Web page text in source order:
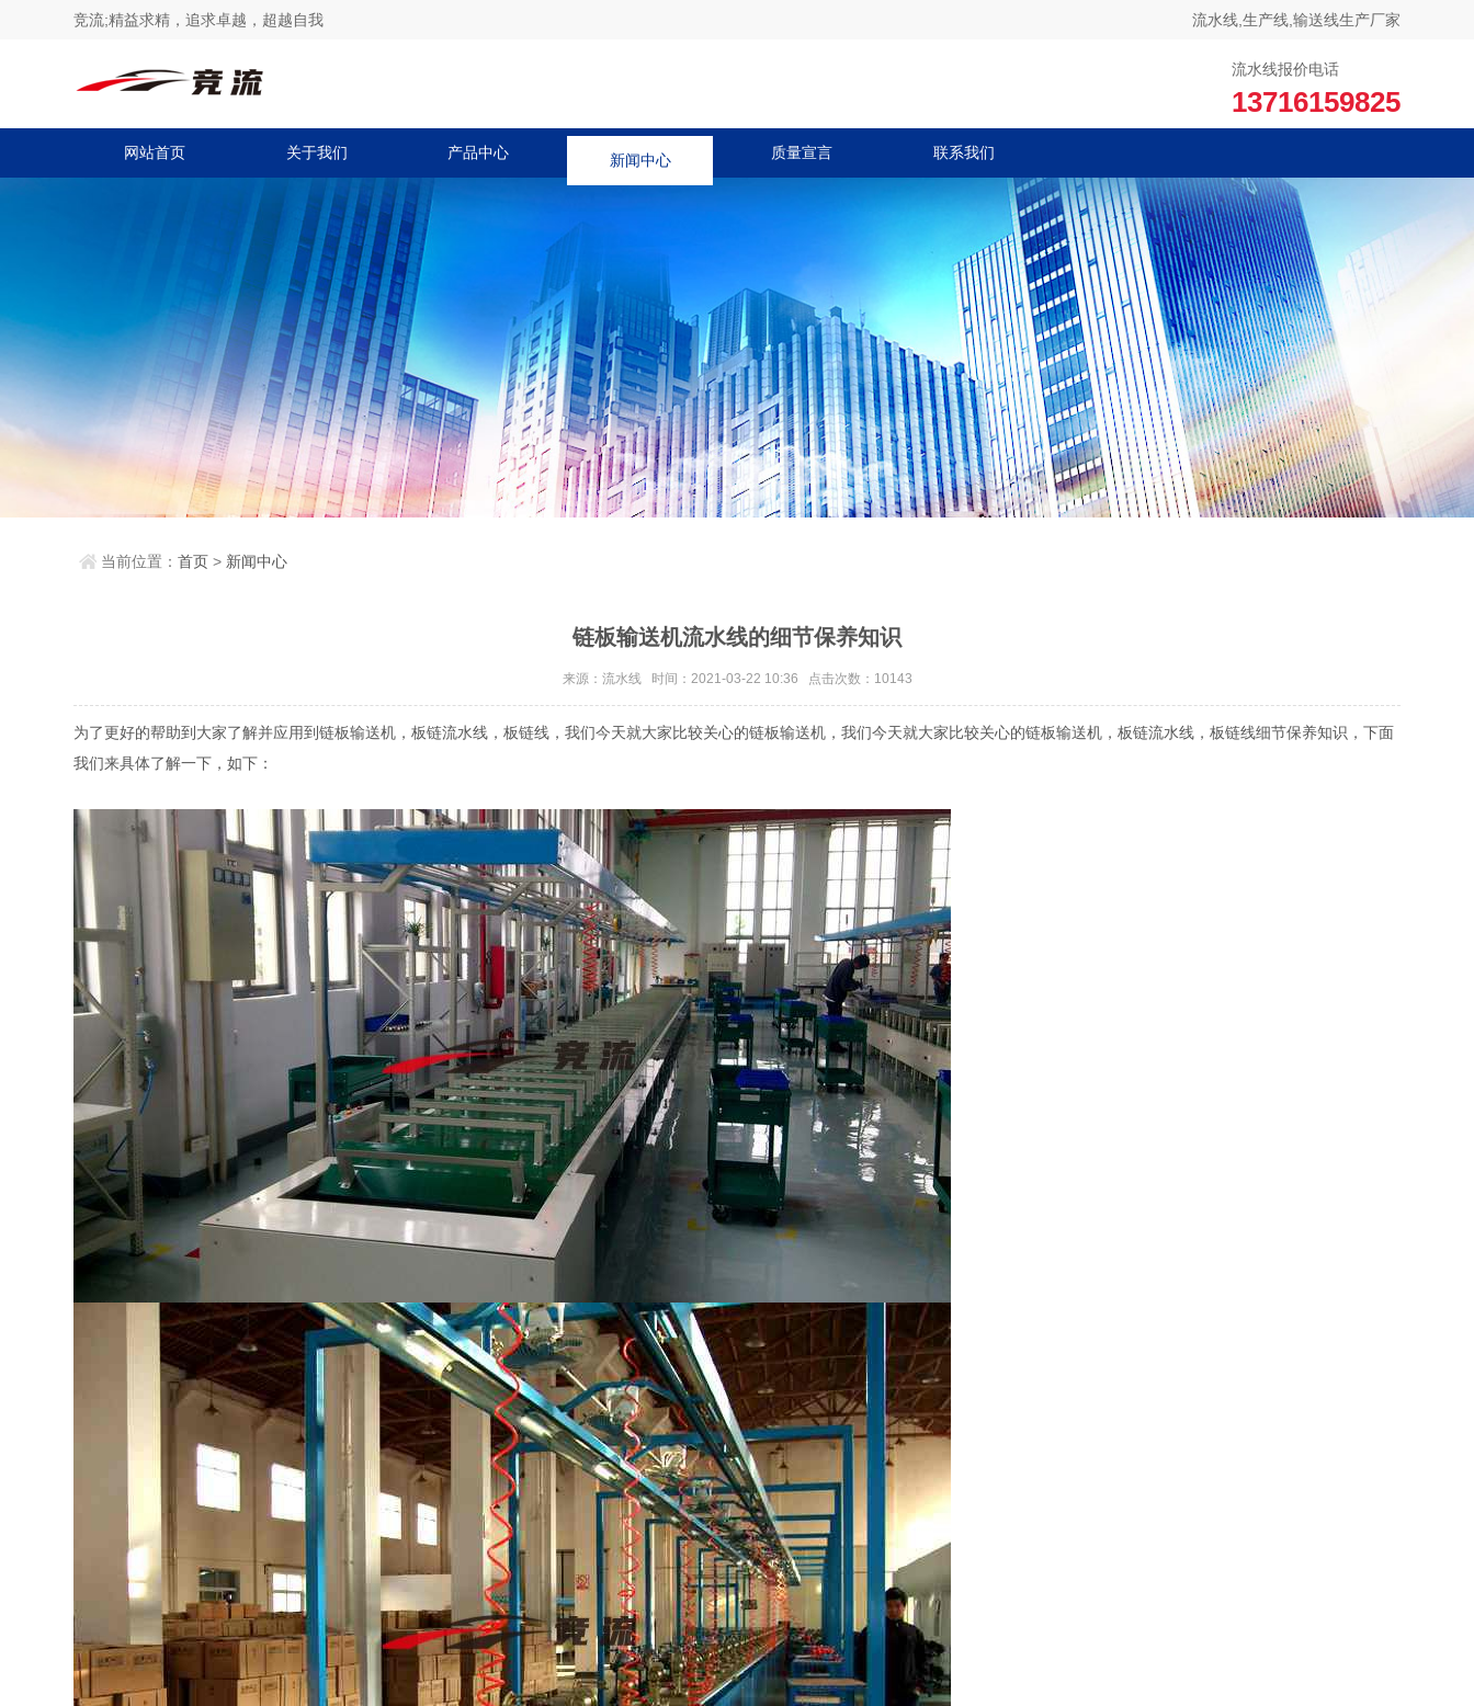
竞流;精益求精，追求卓越，超越自我 流水线,生产线,输送线生产厂家
流水线报价电话
13716159825
网站首页 关于我们 产品中心 新闻中心 质量宣言 联系我们
当前位置：首页 > 新闻中心
链板输送机流水线的细节保养知识
来源：流水线 时间：2021-03-22 10:36 点击次数：10143
为了更好的帮助到大家了解并应用到链板输送机，板链流水线，板链线，我们今天就大家比较关心的链板输送机，我们今天就大家比较关心的链板输送机，板链流水线，板链线细节保养知识，下面
我们来具体了解一下，如下：